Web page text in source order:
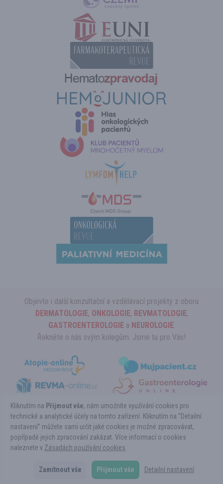
Objevte i další konzultační a vzdělávací projekty z oboru
DERMATOLOGIE, ONKOLOGIE, REVMATOLOGIE,
GASTROENTEROLOGIEa NEUROLOGIE.
Řekněte o nás svým kolegům. Jsme tu pro Vás!
Copyright ©HEMATOLOGIE-online.cz 2026
Powered by Pears Health Cyber Europe, s.r.o. All Rights Reserved.
Tyto stránky určené výhradně pro odbornou lékařskou veřejnost vznikly ve
Copyright © 1999 - 2026 Pears Health Cyber Europe, s.r.o.
Podmínky použití Ochrana osobních údajů Cookies
Nastavení
cookies
Odebírejte
Kliknutím na Přijmout vše, nám umožníte využívání cookies pro
technické a analytické účely na tomto zařízení. Kliknutím na “Detailní
nastavení” můžete sami určit jaké cookies je možné zpracovávat,
popřípadě jejich zpracování zakázat. Více informací o cookies
naleznete v Zásadách používání cookies
Zamítnout vše Přijmout vše Detailní nastavení